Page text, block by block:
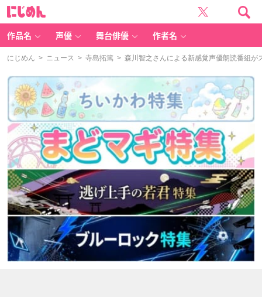
作品名 声優 舞台俳優 作者名
にじめん > ニュース > 寺島拓篤 > 森川智之さんによる新感覚声優朗読番組が